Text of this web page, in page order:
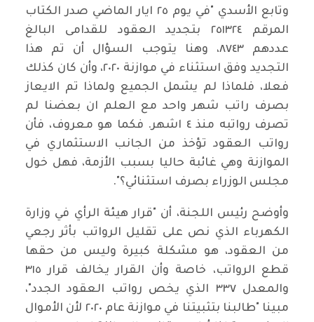
وتابع الأسدي "في يوم ٢٥ ايار الماضي صدر الكتاب
المرقم ٢٥١٣٢٤ بتجديد العقود للقدامى البالغ
عددهم ٨٧٤٣، وهنا يتوجب السؤال أن تم هذا
التجديد وفق استثناء في موازنة ٢٠٢٠، وأن كان كذلك
فعلا، فلماذا لم يشمل الجميع ولماذا تم الايعاز
بصرف راتب شهر واحد مع العلم ان بعضنا لم
تصرف رواتبه منذ ٤ اشهر. فكما هو معروف، فأن
رواتب العقود تؤخذ من الجانب الاستثماري في
الموازنة وهي غائبة حاليا بسبب الأزمة، فهل خول
مجلس الوزراء بصرف استثنائي؟".
وأوضح رئيس اللجنة، أن "قرار هيئة الرأي في وزارة
الكهرباء الذي نص على تقليل الرواتب بأثر رجعي
من العقود، هو مشكلة كبيرة وليس من حقها
قطع الرواتب، خاصة وأن القرار يخالف قرار ٣١٥
والمعدل ٣٣٧ الذي يخص رواتب العقود الجدد"،
مبينا "طالبنا بتثبيتنا في موازنة عام ٢٠٢٠ لأن الأموال